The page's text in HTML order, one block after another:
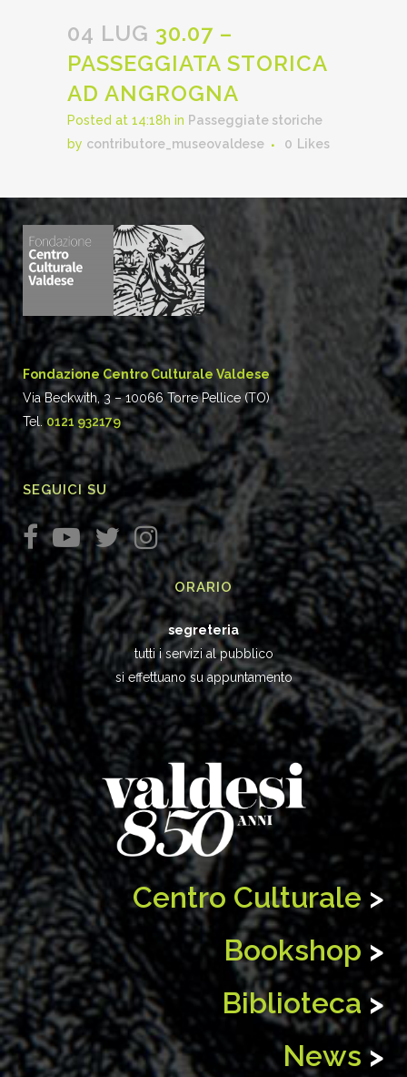
04 LUG 30.07 –
PASSEGGIATA STORICA
AD ANGROGNA
Posted at 14:18h in Passeggiate storiche
by contributore_museovaldese 0 Likes
Fondazione Centro Culturale Valdese
Via Beckwith, 3 – 10066 Torre Pellice (TO)
Tel.0121 932179
SEGUICI SU
ORARIO
segreteria
tutti i servizi al pubblico
si effettuano su appuntamento
Centro Culturale >
Bookshop >
Biblioteca >
News >